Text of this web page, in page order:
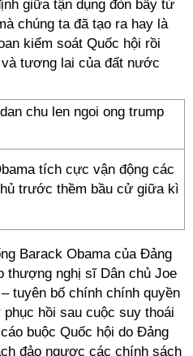
giữa tận dụng đòn bẩy từ
chúng ta đã tạo ra hay là
kiểm soát Quốc hội rồi
tương lai của đất nước
tích cực vận động các
trước thềm bầu cử giữa kì
Barack Obama của Đảng
thượng nghị sĩ Dân chủ Joe
tuyên bố chính chính quyền
hồi sau cuộc suy thoái
buộc Quốc hội do Đảng
đảo ngược các chính sách